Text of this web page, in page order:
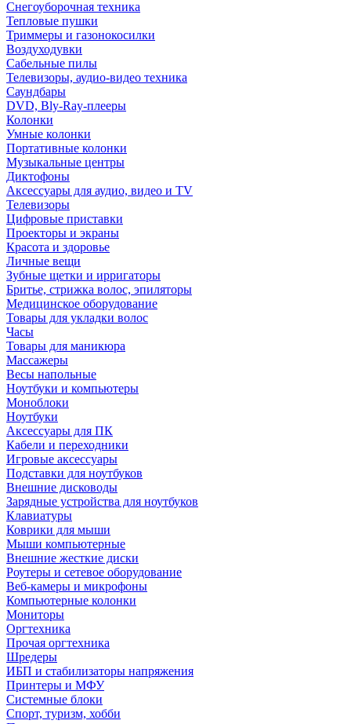
Снегоуборочная техника
Тепловые пушки
Триммеры и газонокосилки
Воздуходувки
Сабельные пилы
Телевизоры, аудио-видео техника
Саундбары
DVD, Bly-Ray-плееры
Колонки
Умные колонки
Портативные колонки
Музыкальные центры
Диктофоны
Аксессуары для аудио, видео и TV
Телевизоры
Цифровые приставки
Проекторы и экраны
Красота и здоровье
Личные вещи
Зубные щетки и ирригаторы
Бритье, стрижка волос, эпиляторы
Медицинское оборудование
Товары для укладки волос
Часы
Товары для маникюра
Массажеры
Весы напольные
Ноутбуки и компьютеры
Моноблоки
Ноутбуки
Аксессуары для ПК
Кабели и переходники
Игровые аксессуары
Подставки для ноутбуков
Внешние дисководы
Зарядные устройства для ноутбуков
Клавиатуры
Коврики для мыши
Мыши компьютерные
Внешние жесткие диски
Роутеры и сетевое оборудование
Веб-камеры и микрофоны
Компьютерные колонки
Мониторы
Оргтехника
Прочая оргтехника
Шредеры
ИБП и стабилизаторы напряжения
Принтеры и МФУ
Системные блоки
Спорт, туризм, хобби